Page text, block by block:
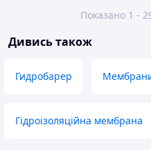
Показано 1 -
Дивись також
Гидробарер
Гідроізоляційна мембрана